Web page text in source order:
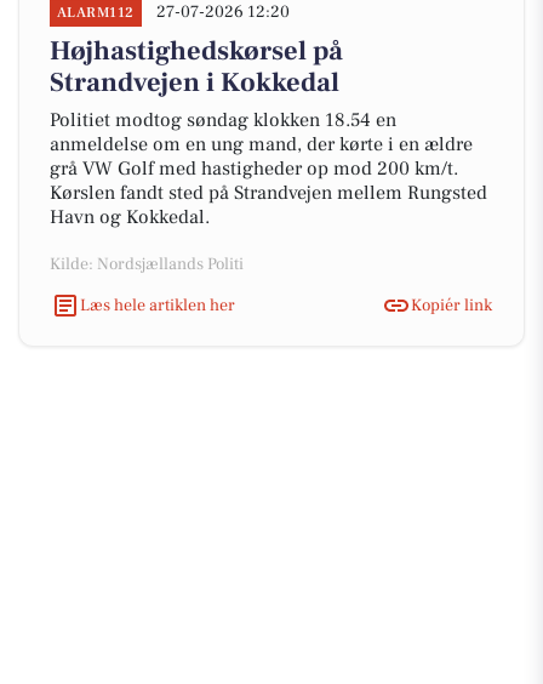
ALARM112 27-07-2026 12:20
Højhastighedskørsel på
Strandvejen i Kokkedal
Politiet modtog søndag klokken 18.54 en
anmeldelse om en ung mand, der kørte i en ældre
grå VW Golf med hastigheder op mod 200 km/t.
Kørslen fandt sted på Strandvejen mellem Rungsted
Havn og Kokkedal.
Kilde: Nordsjællands Politi
Læs hele artiklen her
Kopiér link